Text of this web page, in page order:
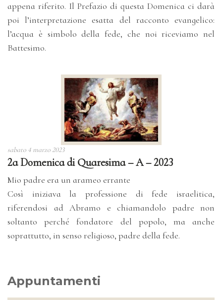
appena riferito. Il Prefazio di questa Domenica ci darà
poi l’interpretazione esatta del racconto evangelico:
l’acqua è simbolo della fede, che noi riceviamo nel
Battesimo.
sabato 4 marzo 2023
2a Domenica di Quaresima – A – 2023
Mio padre era un arameo errante
Così iniziava la professione di fede israelitica,
riferendosi ad Abramo e chiamandolo padre non
soltanto perché fondatore del popolo, ma anche
soprattutto, in senso religioso, padre della fede.
Appuntamenti